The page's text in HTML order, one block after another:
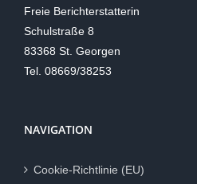
Freie Berichterstatterin
Schulstraße 8
83368 St. Georgen
Tel. 08669/38253
NAVIGATION
Cookie-Richtlinie (EU)